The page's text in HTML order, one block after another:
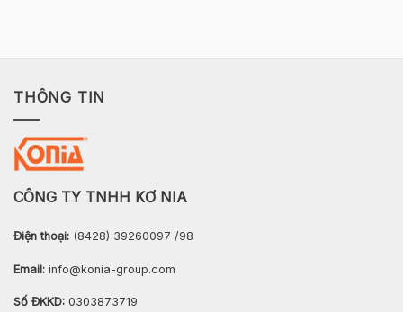
THÔNG TIN
CÔNG TY TNHH KƠ NIA
Điện thoại: (8428) 39260097 /98
Email: info@konia-group.com
Số ĐKKD: 0303873719